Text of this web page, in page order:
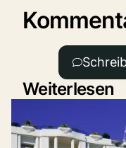
Weiterlesen